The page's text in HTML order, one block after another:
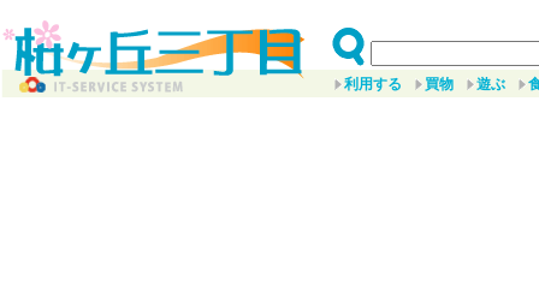
利用する 買物 遊ぶ